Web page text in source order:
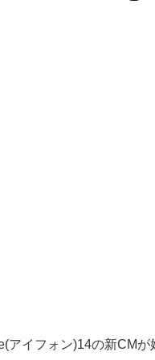
アイフォン)14の新CMが